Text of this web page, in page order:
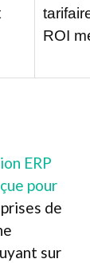
ROI
ERP
pour
de
sur